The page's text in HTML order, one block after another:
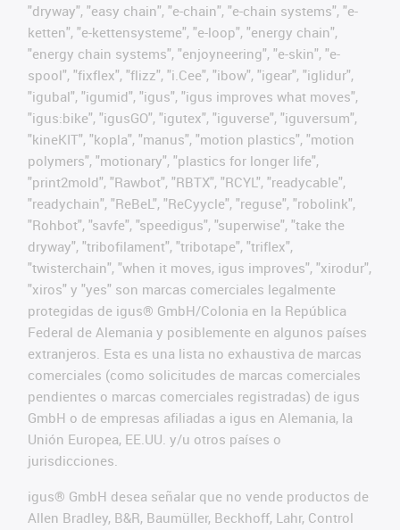
"dryway", "easy chain", "e-chain", "e-chain systems", "e-
ketten", "e-kettensysteme", "e-loop", "energy chain",
"energy chain systems", "enjoyneering", "e-skin", "e-
spool", "fixflex", "flizz", "i.Cee", "ibow", "igear", "iglidur",
"igubal", "igumid", "igus", "igus improves what moves",
"igus:bike", "igusGO", "igutex", "iguverse", "iguversum",
"kineKIT", "kopla", "manus", "motion plastics", "motion
polymers", "motionary", "plastics for longer life",
"print2mold", "Rawbot", "RBTX", "RCYL", "readycable",
"readychain", "ReBeL", "ReCyycle", "reguse", "robolink",
"Rohbot", "savfe", "speedigus", "superwise", "take the
dryway", "tribofilament", "tribotape", "triflex",
"twisterchain", "when it moves, igus improves", "xirodur",
"xiros" y "yes" son marcas comerciales legalmente
protegidas de igus® GmbH/Colonia en la República
Federal de Alemania y posiblemente en algunos países
extranjeros. Esta es una lista no exhaustiva de marcas
comerciales (como solicitudes de marcas comerciales
pendientes o marcas comerciales registradas) de igus
GmbH o de empresas afiliadas a igus en Alemania, la
Unión Europea, EE.UU. y/u otros países o
jurisdicciones.
igus® GmbH desea señalar que no vende productos de
Allen Bradley, B&R, Baumüller, Beckhoff, Lahr, Control